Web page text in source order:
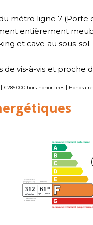
métro ligne 7
entièrement
et cave au sous-sol.
de vis-à-vis et proche
| €285 000 hors honoraires |